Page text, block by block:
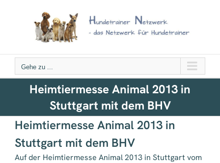
Gehe zu ...
Heimtiermesse Animal 2013 in
Stuttgart mit dem BHV
Heimtiermesse Animal 2013 in
Stuttgart mit dem BHV
Auf der Heimtiermesse Animal 2013 in Stuttgart vom